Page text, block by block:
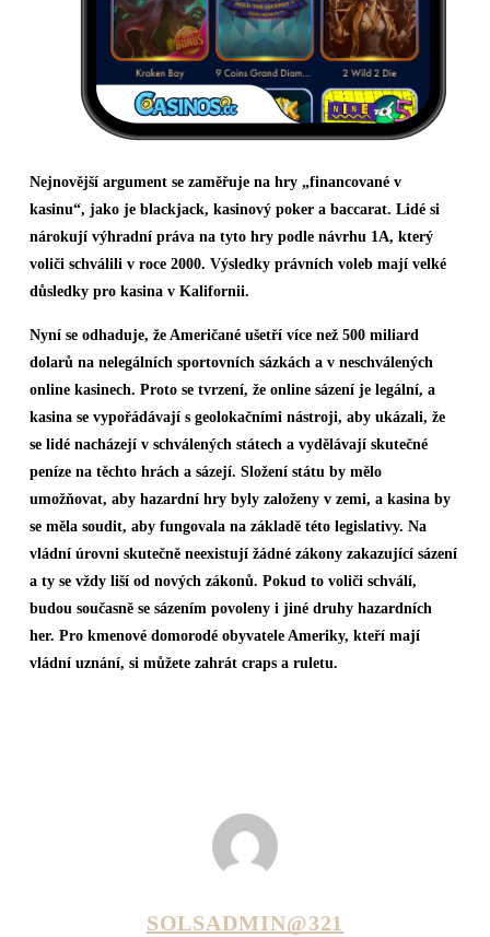
Nejnovější argument se zaměřuje na hry „financované v
kasinu“, jako je blackjack, kasinový poker a baccarat. Lidé si
nárokují výhradní práva na tyto hry podle návrhu 1A, který
voliči schválili v roce 2000. Výsledky právních voleb mají velké
důsledky pro kasina v Kalifornii.
Nyní se odhaduje, že Američané ušetří více než 500 miliard
dolarů na nelegálních sportovních sázkách a v neschválených
online kasinech. Proto se tvrzení, že online sázení je legální, a
kasina se vypořádávají s geolokačními nástroji, aby ukázali, že
se lidé nacházejí v schválených státech a vydělávají skutečné
peníze na těchto hrách a sázejí. Složení státu by mělo
umožňovat, aby hazardní hry byly založeny v zemi, a kasina by
se měla soudit, aby fungovala na základě této legislativy. Na
vládní úrovni skutečně neexistují žádné zákony zakazující sázení
a ty se vždy liší od nových zákonů. Pokud to voliči schválí,
budou současně se sázením povoleny i jiné druhy hazardních
her. Pro kmenové domorodé obyvatele Ameriky, kteří mají
vládní uznání, si můžete zahrát craps a ruletu.
SOLSADMIN@321